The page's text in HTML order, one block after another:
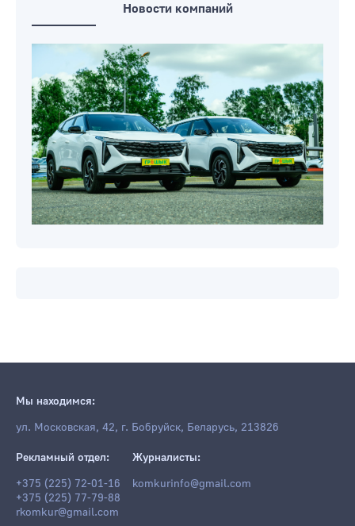
Новости компаний
Мы находимся:
ул. Московская, 42, г. Бобруйск, Беларусь, 213826
Рекламный отдел:
+375 (225) 72-01-16
+375 (225) 77-79-88
rkomkur@gmail.com
Журналисты:
komkurinfo@gmail.com